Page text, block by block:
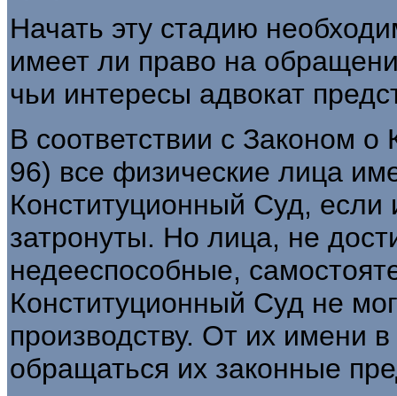
Начать эту стадию
имеет ли право на
чьи интересы адвокат
В соответствии с Законом
96) все физические лица
Конституционный Суд, если
затронуты. Но лица, не
недееспособные,
Конституционный Суд не
производству. От их имени
обращаться их законные